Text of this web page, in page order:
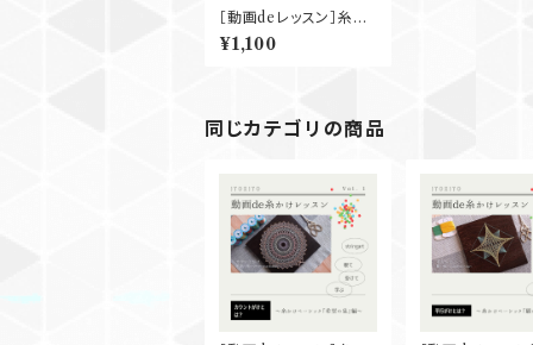
［動画deレッスン］糸か
けベーシック『灯り』
¥1,100
同じカテゴリの商品